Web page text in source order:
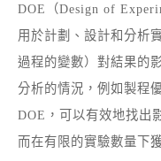
DOE（Design of
用於計劃、設計和分析
過程的變數）對結果的
分析的情況，例如製程
DOE，可以有效地找出
而在有限的實驗數量下